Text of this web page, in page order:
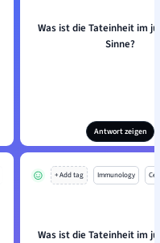
Was ist die Tateinheit im
Sinne?
Antwort zeigen
+ Add tag Immunology
Was ist die Tateinheit im